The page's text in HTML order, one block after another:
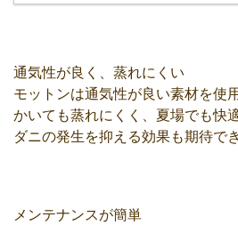
通気性が良く、蒸れにくい
モットンは通気性が良い素材を使
かいても蒸れにくく、夏場でも快
ダニの発生を抑える効果も期待で
メンテナンスが簡単